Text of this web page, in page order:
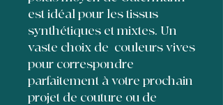
est idéal pour les tissus
synthétiques et mixtes. Un
vaste choix de couleurs vives
pour correspondre
parfaitement à votre prochain
projet de couture ou de